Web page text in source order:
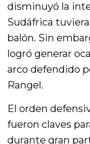
disminuyó la
Sudáfrica
balón. Sin
logró generar
arco defendido
Rangel.
El orden
fueron claves
durante gran